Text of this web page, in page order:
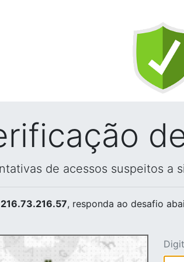
de acessos suspeitos a
216.73.216.57, responda ao desafio